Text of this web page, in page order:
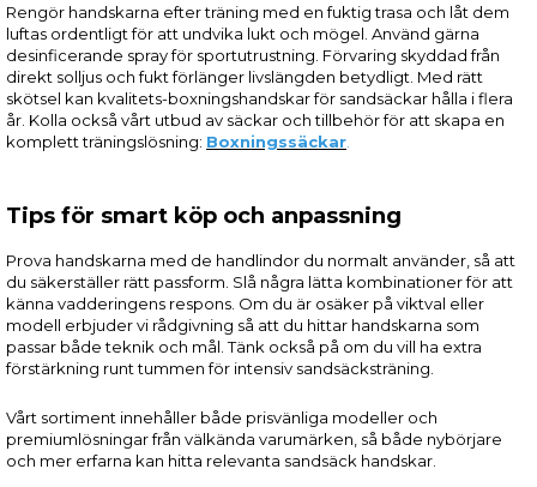
Rengör handskarna efter träning med en fuktig trasa och låt dem
luftas ordentligt för att undvika lukt och mögel. Använd gärna
desinficerande spray för sportutrustning. Förvaring skyddad från
direkt solljus och fukt förlänger livslängden betydligt. Med rätt
skötsel kan kvalitets-boxningshandskar för sandsäckar hålla i flera
år. Kolla också vårt utbud av säckar och tillbehör för att skapa en
komplett träningslösning: Boxningssäckar
Tips för smart köp och anpassning
Prova handskarna med de handlindor du normalt använder, så att
du säkerställer rätt passform. Slå några lätta kombinationer för att
känna vadderingens respons. Om du är osäker på viktval eller
modell erbjuder vi rådgivning så att du hittar handskarna som
passar både teknik och mål. Tänk också på om du vill ha extra
förstärkning runt tummen för intensiv sandsäcksträning.
Vårt sortiment innehåller både prisvänliga modeller och
premiumlösningar från välkända varumärken, så både nybörjare
och mer erfarna kan hitta relevanta sandsäck handskar.